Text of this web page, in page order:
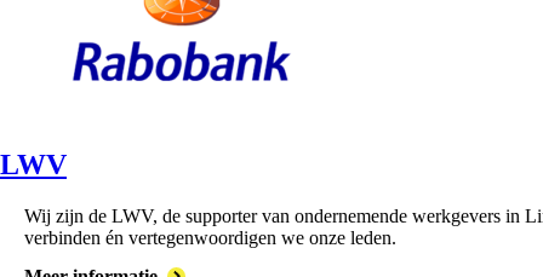
LWV
Wij zijn de LWV, de supporter van ondernemende werkgevers in
verbinden én vertegenwoordigen we onze leden.